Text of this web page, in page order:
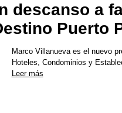
descanso a
Puerto
Marco Villanueva es el nuevo
Hoteles, Condominios y
Leer más